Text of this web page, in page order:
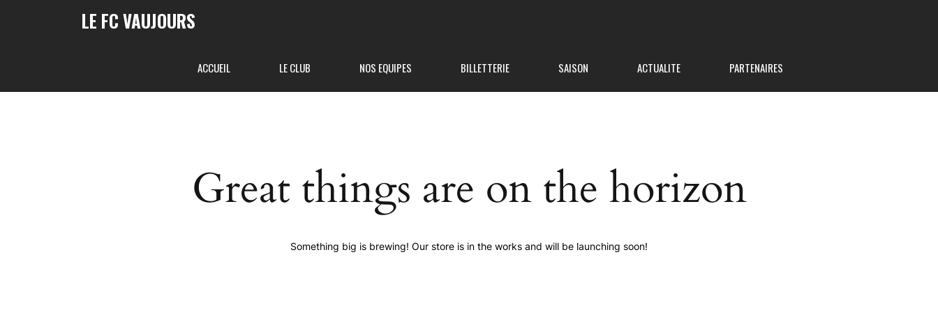
LE FC VAUJOURS
ACCUEIL LE CLUB NOS EQUIPES BILLETTERIE SAISON ACTUALITE PARTENAIRES
Great things are on the horizon
Something big is brewing! Our store is in the works and will be launching soon!